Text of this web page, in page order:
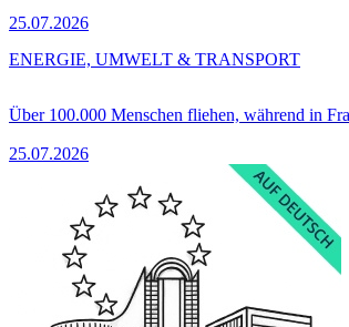
25.07.2026
Über 100.000 Menschen fliehen, während in
25.07.2026
ENERGIE, UMWELT & TRANSPORT